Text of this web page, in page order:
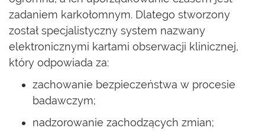
zadaniem karkołomnym. Dlatego stworzony
został specjalistyczny system nazwany
elektronicznymi kartami obserwacji klinicznej,
który odpowiada za:
zachowanie bezpieczeństwa w procesie
badawczym;
nadzorowanie zachodzących zmian;